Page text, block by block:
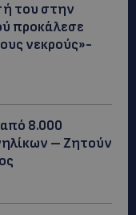
του στην
προκάλεσε
νεκρούς»-
8.000
– Ζητούν